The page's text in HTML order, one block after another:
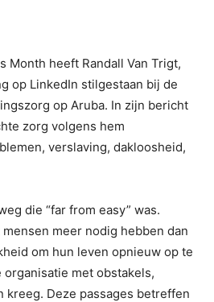
Month heeft Randall Van Trigt,
op LinkedIn stilgestaan bij de
op Aruba. In zijn bericht
zorg volgens hem
verslaving, dakloosheid,
die “far from easy” was.
meer nodig hebben dan
om hun leven opnieuw op te
met obstakels,
Deze passages betreffen